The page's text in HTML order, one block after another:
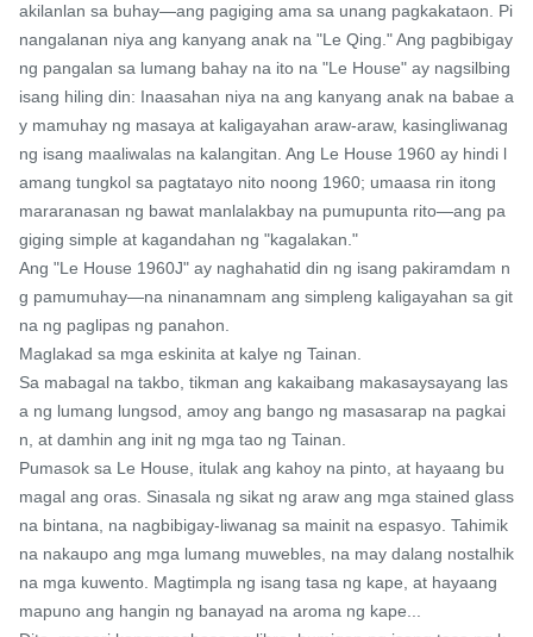
akilanlan sa buhay—ang pagiging ama sa unang pagkakataon. Pi
nangalanan niya ang kanyang anak na "Le Qing." Ang pagbibigay
ng pangalan sa lumang bahay na ito na "Le House" ay nagsilbing
isang hiling din: Inaasahan niya na ang kanyang anak na babae a
y mamuhay ng masaya at kaligayahan araw-araw, kasingliwanag
ng isang maaliwalas na kalangitan. Ang Le House 1960 ay hindi l
amang tungkol sa pagtatayo nito noong 1960; umaasa rin itong
mararanasan ng bawat manlalakbay na pumupunta rito—ang pa
giging simple at kagandahan ng "kagalakan."
Ang "Le House 1960J" ay naghahatid din ng isang pakiramdam n
g pamumuhay—na ninanamnam ang simpleng kaligayahan sa git
na ng paglipas ng panahon.
Maglakad sa mga eskinita at kalye ng Tainan.
Sa mabagal na takbo, tikman ang kakaibang makasaysayang las
a ng lumang lungsod, amoy ang bango ng masasarap na pagkai
n, at damhin ang init ng mga tao ng Tainan.
Pumasok sa Le House, itulak ang kahoy na pinto, at hayaang bu
magal ang oras. Sinasala ng sikat ng araw ang mga stained glass
na bintana, na nagbibigay-liwanag sa mainit na espasyo. Tahimik
na nakaupo ang mga lumang muwebles, na may dalang nostalhik
na mga kuwento. Magtimpla ng isang tasa ng kape, at hayaang
mapuno ang hangin ng banayad na aroma ng kape...